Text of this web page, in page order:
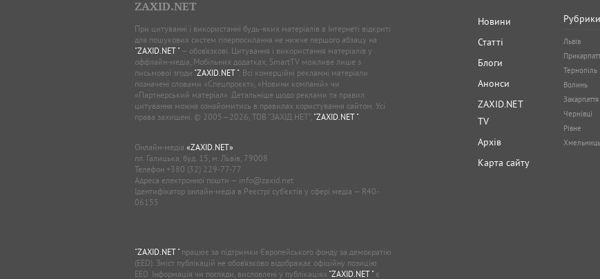
ZAXID.NET
При цитуванні і використанні будь-яких матеріалів в Інтернеті відкриті
для пошукових систем гіперпосилання не нижче першого абзацу на
"ZAXID.NET "— обов’язкові. Цитування і використання матеріалів у
оффлайн-медіа, Мобільних додатках, SmartTV можливе лише з
письмової згоди "ZAXID.NET ". Всі комерційні рекламні матеріали
позначені словами «Спецпроєкт», «Новини компаній» чи
«Партнерський матеріал». Детальніше щодо реклами та правил
цитування можна ознайомитись в правилах користування сайтом. Усі
права захищені. © 2005—2026, ТОВ “ЗАХІД.НЕТ”, "ZAXID.NET ".
Онлайн-медіа «ZAXID.NET»
пл. Галицька, буд. 15, м. Львів, 79008
Телефон +380 (32) 229-77-77
Адреса електронної пошти — info@zaxid.net
Ідентифікатор онлайн-медіа в Реєстрі суб'єктів у сфері медіа — R40-
06155
"ZAXID.NET "працює за підтримки Європейського фонду за демократію
(EED). Зміст публікацій не обов’язково відображає офіційну позицію
EED. Інформація чи погляди, висловлені у публікаціях "ZAXID.NET "є
Новини
Статті
Блоги
Анонси
ZAXID.NET
TV
Архів
Карта сайту
Рубрики
Львів
Тернопіль
Волинь
Закарпаття
Чернівці
Рівне